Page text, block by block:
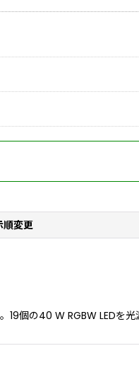
順変更
個の40 W RGBW LEDを